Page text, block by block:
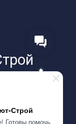
Строй
Готовы помочь
21-77